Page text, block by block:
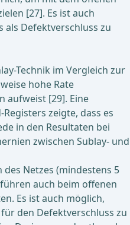
[27]. Es ist auch
als Defektverschluss zu
Technik im Vergleich zur
hohe Rate
aufweist [29]. Eine
zeigte, dass es
in den Resultaten bei
zwischen Sublay- und
Netzes (mindestens 5
auch beim offenen
Es ist auch möglich,
den Defektverschluss zu